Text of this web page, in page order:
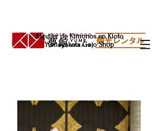
Alquiler de Kimonos en Kioto
Yumeyakata Gojo Shop